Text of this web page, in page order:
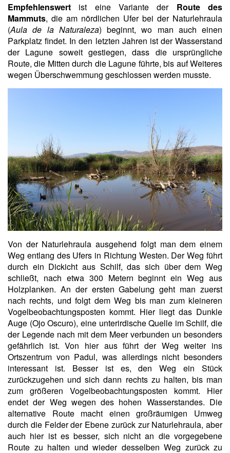
Empfehlenswert ist eine Variante der Route des
Mammuts, die am nördlichen Ufer bei der Naturlehraula
(Aula de la Naturaleza) beginnt, wo man auch einen
Parkplatz findet. In den letzten Jahren ist der Wasserstand
der Lagune soweit gestiegen, dass die ursprüngliche
Route, die Mitten durch die Lagune führte, bis auf Weiteres
wegen Überschwemmung geschlossen werden musste.
Von der Naturlehraula ausgehend folgt man dem einem
Weg entlang des Ufers in Richtung Westen. Der Weg führt
durch ein Dickicht aus Schilf, das sich über dem Weg
schließt, nach etwa 300 Metern beginnt ein Weg aus
Holzplanken. An der ersten Gabelung geht man zuerst
nach rechts, und folgt dem Weg bis man zum kleineren
Vogelbeobachtungsposten kommt. Hier liegt das Dunkle
Auge (Ojo Oscuro), eine unterirdische Quelle im Schilf, die
der Legende nach mit dem Meer verbunden un besonders
gefährlich ist. Von hier aus führt der Weg weiter ins
Ortszentrum von Padul, was allerdings nicht besonders
interessant ist. Besser ist es, den Weg ein Stück
zurückzugehen und sich dann rechts zu halten, bis man
zum größeren Vogelbeobachtungsposten kommt. Hier
endet der Weg wegen des hohen Wasserstandes. Die
alternative Route macht einen großräumigen Umweg
durch die Felder der Ebene zurück zur Naturlehraula, aber
auch hier ist es besser, sich nicht an die vorgegebene
Route zu halten und wieder desselben Weg zurück zu